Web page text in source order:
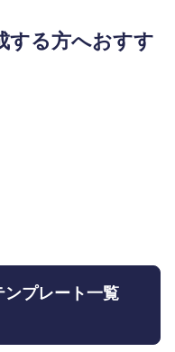
する方へおすす
プレート一覧